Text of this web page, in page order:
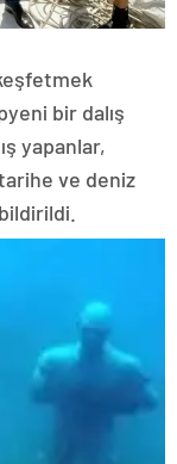
bir dalış
yapanlar,
tarihe ve deniz